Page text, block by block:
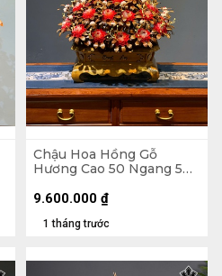
Chậu Hoa Hồng Gỗ
Hương Cao 50 Ngang 50
Hoa Vỏ Sò Indo
1 tháng trước
9.600.000 ₫